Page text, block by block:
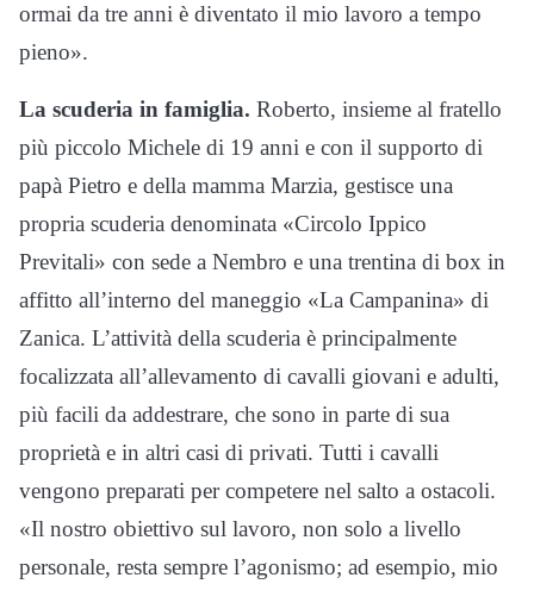
ormai da tre anni è diventato il mio lavoro a tempo
pieno».
La scuderia in famiglia. Roberto, insieme al fratello
più piccolo Michele di 19 anni e con il supporto di
papà Pietro e della mamma Marzia, gestisce una
propria scuderia denominata «Circolo Ippico
Previtali» con sede a Nembro e una trentina di box in
affitto all’interno del maneggio «La Campanina» di
Zanica. L’attività della scuderia è principalmente
focalizzata all’allevamento di cavalli giovani e adulti,
più facili da addestrare, che sono in parte di sua
proprietà e in altri casi di privati. Tutti i cavalli
vengono preparati per competere nel salto a ostacoli.
«Il nostro obiettivo sul lavoro, non solo a livello
personale, resta sempre l’agonismo; ad esempio, mio